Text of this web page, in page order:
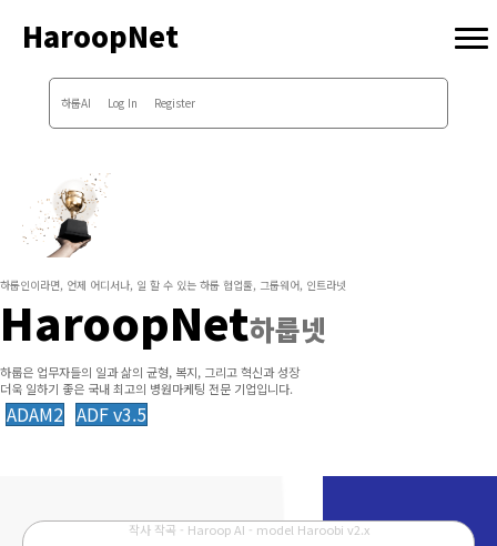
HaroopNet
하룹AI Log In Register
하룹인이라면, 언제 어디서나, 일 할 수 있는 하룹 협업툴, 그룹웨어, 인트라넷
HaroopNet하룹넷
하룹은 업무자들의 일과 삶의 균형, 복지, 그리고 혁신과 성장
더욱 일하기 좋은 국내 최고의 병원마케팅 전문 기업입니다.
ADAM2 ADF v3.5
작사 작곡 - Haroop AI - model Haroobi v2.x